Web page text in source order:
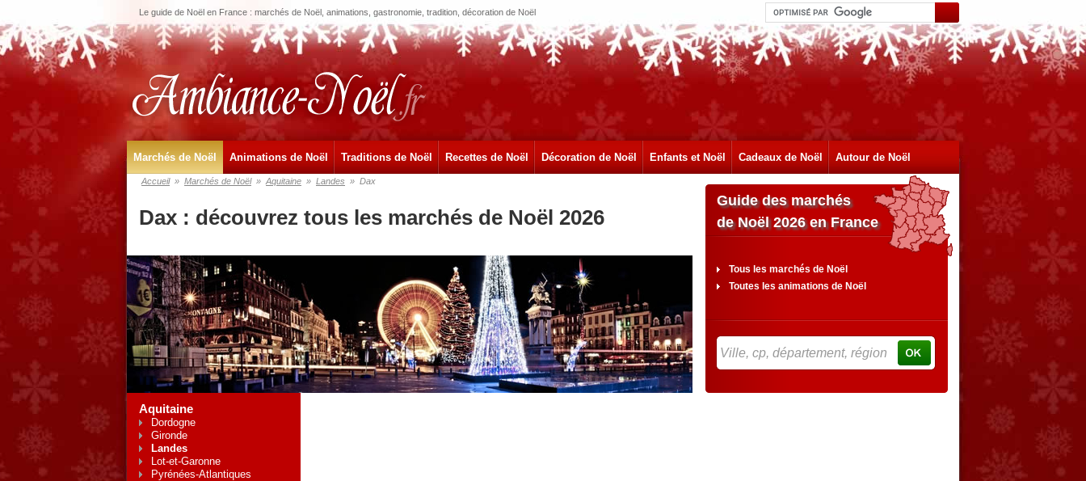
Le guide de Noël en France : marchés de Noël, animations, gastronomie, tradition, décoration de Noël
Marchés de Noël Animations de Noël Traditions de Noël Recettes de Noël Décoration de Noël Enfants et Noël Cadeaux de Noël Autour de Noël
Accueil » Marchés de Noël » Aquitaine » Landes » Dax
Dax : découvrez tous les marchés de Noël 2026
Aquitaine
Dordogne
Gironde
Landes
Lot-et-Garonne
Pyrénées-Atlantiques
Guide des marchés
de Noël 2026 en France
Tous les marchés de Noël
Toutes les animations de Noël